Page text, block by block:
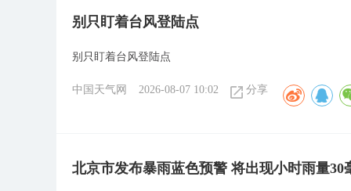
别只盯着台风登陆点
别只盯着台风登陆点
中国天气网 2026-08-07 10:02 分享
北京市发布暴雨蓝色预警 将出现小时雨量30